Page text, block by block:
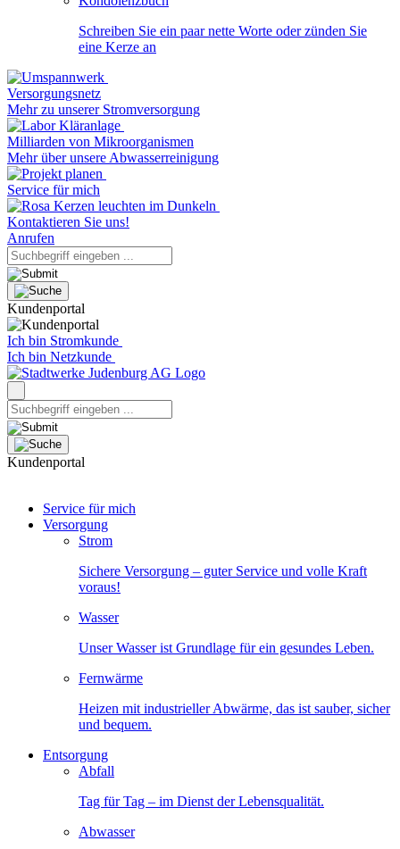
Schreiben Sie ein paar nette Worte oder zünden Sie
eine Kerze an
Versorgungsnetz
Mehr zu unserer Stromversorgung
Milliarden von Mikroorganismen
Mehr über unsere Abwasserreinigung
Service für mich
Kontaktieren Sie uns!
Anrufen
Kundenportal
Ich bin Stromkunde
Ich bin Netzkunde
Kundenportal
Service für mich
Versorgung
Strom
Sichere Versorgung – guter Service und volle Kraft
voraus!
Wasser
Unser Wasser ist Grundlage für ein gesundes Leben.
Fernwärme
Heizen mit industrieller Abwärme, das ist sauber, sicher
und bequem.
Entsorgung
Abfall
Tag für Tag – im Dienst der Lebensqualität.
Abwasser